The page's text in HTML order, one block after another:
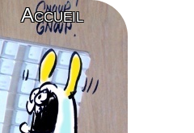
Accueil